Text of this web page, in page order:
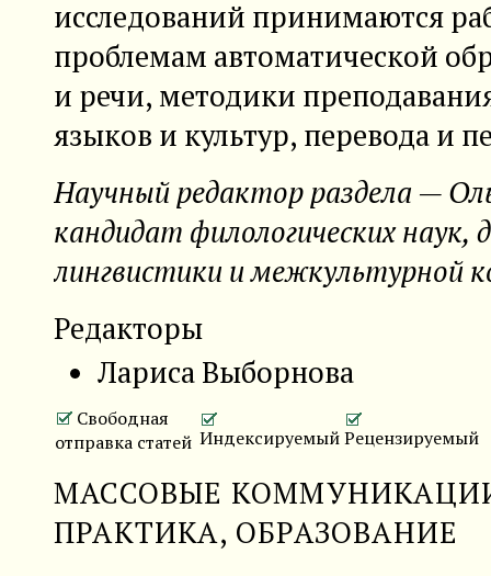
исследований принимаются
проблемам автоматической
и речи, методики
языков и культур, перевода и
Научный редактор раздела —
кандидат филологических
лингвистики и межкультурной
Редакторы
Лариса Выборнова
Свободная
отправка статей ИндексируемыйРецензируемый
МАССОВЫЕ
ПРАКТИКА, ОБРАЗОВАНИЕ